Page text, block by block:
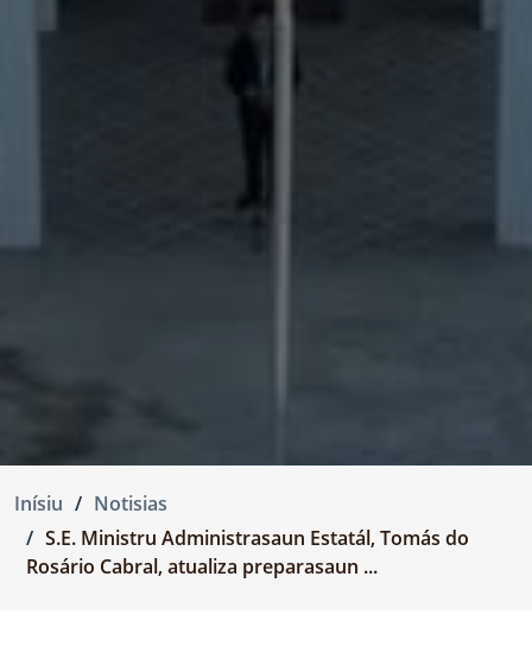
Inísiu
Notisias
S.E. Ministru Administrasaun Estatál, Tomás do
Rosário Cabral, atualiza preparasaun ...